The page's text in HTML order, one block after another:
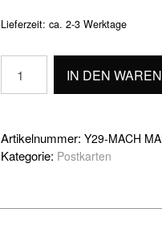
Lieferzeit: ca. 2-3 Werktage
MAL
PAUSE
IN DEN
Artikelnummer: Y29-MACH
Kategorie: Postkarten